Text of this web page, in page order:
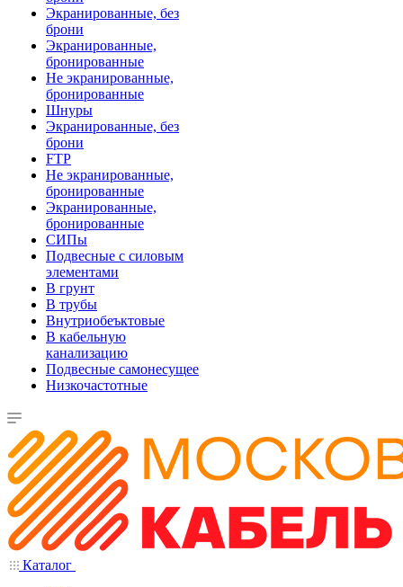
Экранированные, без
брони
Экранированные,
бронированные
Не экранированные,
бронированные
Шнуры
Экранированные, без
брони
FTP
Не экранированные,
бронированные
Экранированные,
бронированные
СИПы
Подвесные с силовым
элементами
В грунт
В трубы
Внутриобеъктовые
В кабельную
канализацию
Подвесные самонесущее
Низкочастотные
Каталог